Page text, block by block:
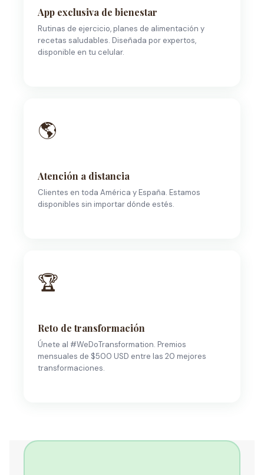
App exclusiva de bienestar
Rutinas de ejercicio, planes de alimentación y
recetas saludables. Diseñada por expertos,
disponible en tu celular.
🌎
Atención a distancia
Clientes en toda América y España. Estamos
disponibles sin importar dónde estés.
🏆
Reto de transformación
Únete al #WeDoTransformation. Premios
mensuales de $500 USD entre las 20 mejores
transformaciones.